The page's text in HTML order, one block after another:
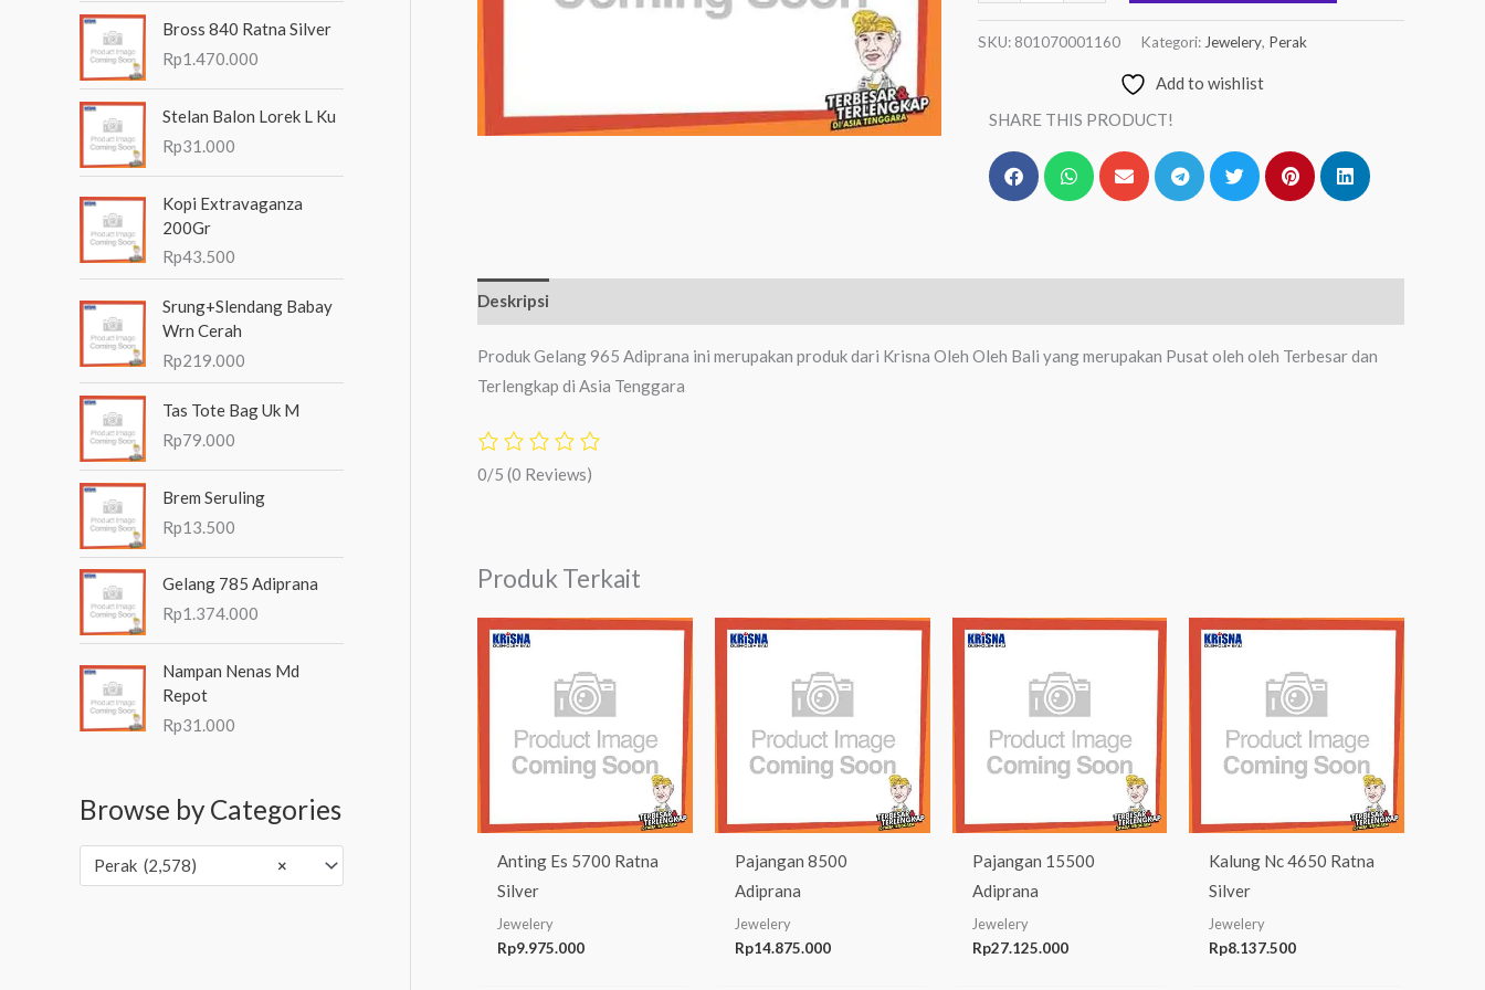
n
u
k
Bross 840 Ratna Silver
Rp1.470.000
Stelan Balon Lorek L Ku
Rp31.000
Kopi Extravaganza
200Gr
Rp43.500
Srung+Slendang Babay
Wrn Cerah
Rp219.000
Tas Tote Bag Uk M
Rp79.000
Brem Seruling
Rp13.500
Gelang 785 Adiprana
Rp1.374.000
Nampan Nenas Md
Repot
Rp31.000
Browse by Categories
×
Perak (2,578)
SKU: 801070001160 Kategori: Jewelery, Perak
Add to wishlist
SHARE THIS PRODUCT!
Deskripsi
Produk Gelang 965 Adiprana ini merupakan produk dari Krisna Oleh Oleh Bali yang merupakan Pusat oleh oleh Terbesar dan
Terlengkap di Asia Tenggara
0/5 (0 Reviews)
Produk Terkait
Anting Es 5700 Ratna
Silver
Jewelery
Rp9.975.000
Pajangan 8500
Adiprana
Jewelery
Rp14.875.000
Pajangan 15500
Adiprana
Jewelery
Rp27.125.000
Kalung Nc 4650 Ratna
Silver
Jewelery
Rp8.137.500